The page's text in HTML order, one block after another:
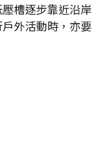
槽逐步靠近沿岸
外活動時，亦要